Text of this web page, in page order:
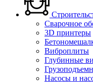
Сварочное
3D принтеры
Виброплиты
Глубинные
Насосы и